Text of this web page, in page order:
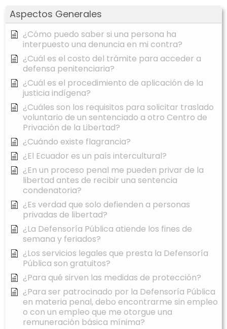
Aspectos Generales
¿Cómo puedo saber si una persona ha
interpuesto una denuncia en mi contra?
¿Cuál es el costo del trámite para acceder a
defensa penitenciaria?
¿Cuál es el procedimiento de aplicación de la
justicia indígena?
¿Cuáles son los requisitos para solicitar traslado
voluntario de un sentenciado a otro Centro de
Privación de la Libertad?
¿Cuándo existe flagrancia?
¿El Ecuador es un país intercultural?
¿En un proceso penal me pueden privar de la
libertad antes de recibir una sentencia
condenatoria?
¿Es verdad que solo defienden a personas
privadas de libertad?
¿La Defensoría Pública atiende los fines de
semana y feriados?
¿Los servicios legales que presta la Defensoría
Pública son gratuitos?
¿Para qué sirven las medidas de protección?
¿Para ser patrocinado por la Defensoría Pública
en materia penal, debo encontrarme sin empleo
o con un empleo que me otorgue una
remuneración básica mínima?